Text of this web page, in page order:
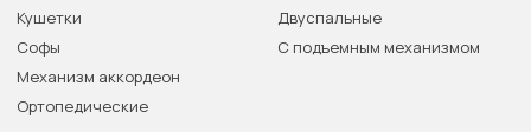
Кушетки
Софы
Механизм аккордеон
Ортопедические
Двуспальные
С подъемным механизмом